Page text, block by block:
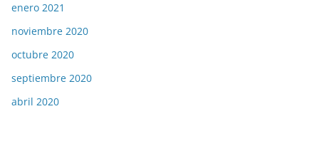
enero 2021
noviembre 2020
octubre 2020
septiembre 2020
abril 2020